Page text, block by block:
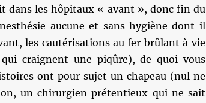
dans les hôpitaux « avant », donc fin du
aucune et sans hygiène dont il
les cautérisations au fer brûlant à vie
craignent une piqûre), de quoi vous
ont pour sujet un chapeau (nul ne
un chirurgien prétentieux qui ne sait